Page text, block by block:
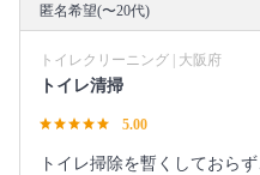
匿名希望(〜20代)
トイレクリーニング | 大阪府
トイレ清掃
5.00
トイレ掃除を暫くしておら